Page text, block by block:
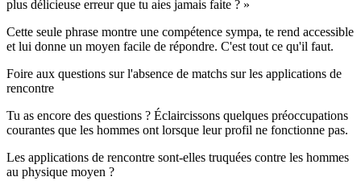
plus délicieuse erreur que tu aies jamais faite ? »
Cette seule phrase montre une compétence sympa, te rend accessible
et lui donne un moyen facile de répondre. C'est tout ce qu'il faut.
Foire aux questions sur l'absence de matchs sur les applications de
rencontre
Tu as encore des questions ? Éclaircissons quelques préoccupations
courantes que les hommes ont lorsque leur profil ne fonctionne pas.
Les applications de rencontre sont-elles truquées contre les hommes
au physique moyen ?